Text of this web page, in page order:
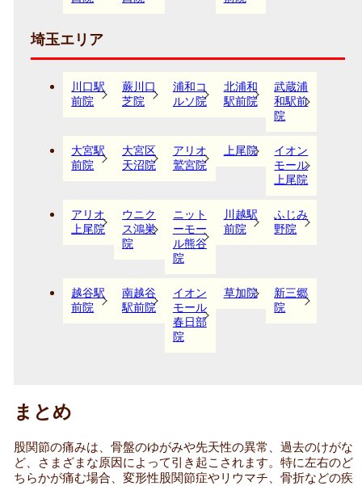
埼玉エリア
川口駅
前院
蕨川口
芝院
浦和コ
ルソ院
北浦和
駅前院
武蔵浦
和駅前
院
大宮駅
前院
大宮区
天沼院
アリオ
鷲宮院
上尾院
イオン
モール
上尾院
アリオ
上尾院
ウニク
ス鴻巣
院
ニット
ーモー
ル熊谷
院
川越駅
前院
ふじみ
野院
越谷駅
前院
南越谷
駅前院
イオン
モール
春日部
院
草加院
新三郷
院
まとめ
股関節の痛みは、骨盤のゆがみや先天性の異常、過去のけがな
ど、さまざまな原因によって引き起こされます。特に左右のど
ちらかが痛む場合、変形性股関節症やリウマチ、骨折などの疾